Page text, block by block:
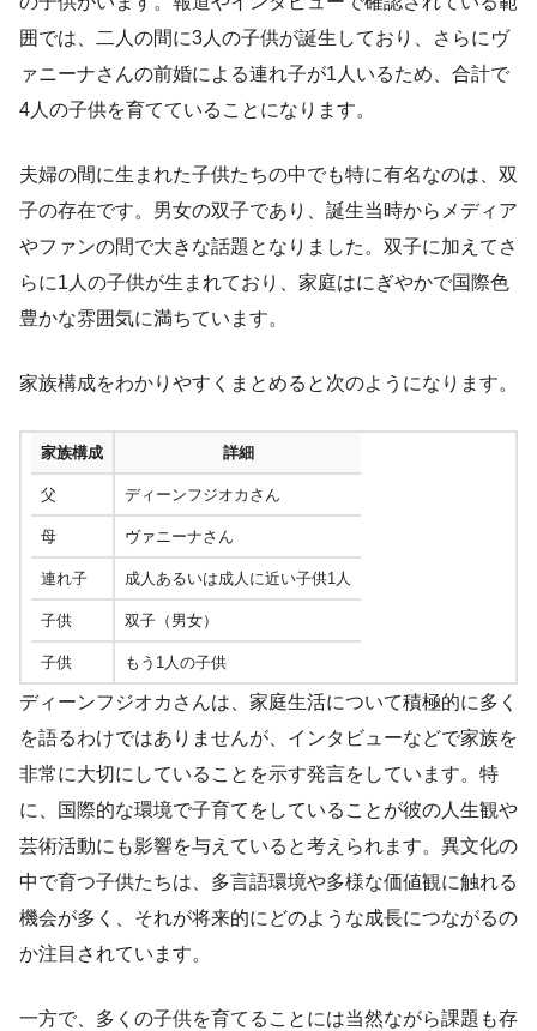
囲では、二人の間に3人の子供が誕生しており、さらにヴ
ァニーナさんの前婚による連れ子が1人いるため、合計で
4人の子供を育てていることになります。
夫婦の間に生まれた子供たちの中でも特に有名なのは、双
子の存在です。男女の双子であり、誕生当時からメディア
やファンの間で大きな話題となりました。双子に加えてさ
らに1人の子供が生まれており、家庭はにぎやかで国際色
豊かな雰囲気に満ちています。
家族構成をわかりやすくまとめると次のようになります。
家族構成 詳細
父 ディーンフジオカさん
母 ヴァニーナさん
連れ子 成人あるいは成人に近い子供1人
子供 双子（男女）
子供 もう1人の子供
ディーンフジオカさんは、家庭生活について積極的に多く
を語るわけではありませんが、インタビューなどで家族を
非常に大切にしていることを示す発言をしています。特
に、国際的な環境で子育てをしていることが彼の人生観や
芸術活動にも影響を与えていると考えられます。異文化の
中で育つ子供たちは、多言語環境や多様な価値観に触れる
機会が多く、それが将来的にどのような成長につながるの
か注目されています。
一方で、多くの子供を育てることには当然ながら課題も存